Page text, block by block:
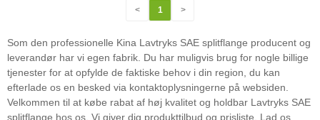
< 1 >
Som den professionelle Kina Lavtryks SAE splitflange producent og
leverandør har vi egen fabrik. Du har muligvis brug for nogle billige
tjenester for at opfylde de faktiske behov i din region, du kan
efterlade os en besked via kontaktoplysningerne på websiden.
Velkommen til at købe rabat af høj kvalitet og holdbar Lavtryks SAE
splitflange hos os. Vi giver dig produkttilbud og prisliste. Lad os